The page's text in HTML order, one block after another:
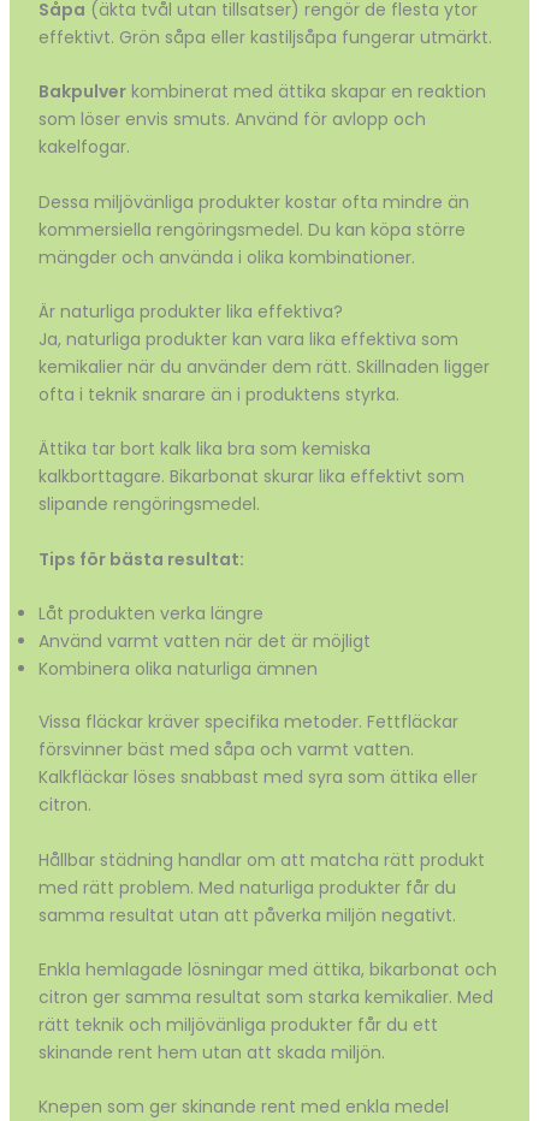
Såpa (äkta tvål utan tillsatser) rengör de flesta ytor
effektivt. Grön såpa eller kastiljsåpa fungerar utmärkt.
Bakpulverkombinerat med ättika skapar en reaktion
som löser envis smuts. Använd för avlopp och
kakelfogar.
Dessa miljövänliga produkter kostar ofta mindre än
kommersiella rengöringsmedel. Du kan köpa större
mängder och använda i olika kombinationer.
Är naturliga produkter lika effektiva?
Ja, naturliga produkter kan vara lika effektiva som
kemikalier när du använder dem rätt. Skillnaden ligger
ofta i teknik snarare än i produktens styrka.
Ättika tar bort kalk lika bra som kemiska
kalkborttagare. Bikarbonat skurar lika effektivt som
slipande rengöringsmedel.
Tips för bästa resultat:
Låt produkten verka längre
Använd varmt vatten när det är möjligt
Kombinera olika naturliga ämnen
Vissa fläckar kräver specifika metoder. Fettfläckar
försvinner bäst med såpa och varmt vatten.
Kalkfläckar löses snabbast med syra som ättika eller
citron.
Hållbar städning handlar om att matcha rätt produkt
med rätt problem. Med naturliga produkter får du
samma resultat utan att påverka miljön negativt.
Enkla hemlagade lösningar med ättika, bikarbonat och
citron ger samma resultat som starka kemikalier. Med
rätt teknik och miljövänliga produkter får du ett
skinande rent hem utan att skada miljön.
Knepen som ger skinande rent med enkla medel